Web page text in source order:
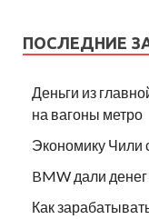
ПОСЛЕДНИЕ
Деньги из
на вагоны метро
Экономику Чили
BMW дали денег
Как